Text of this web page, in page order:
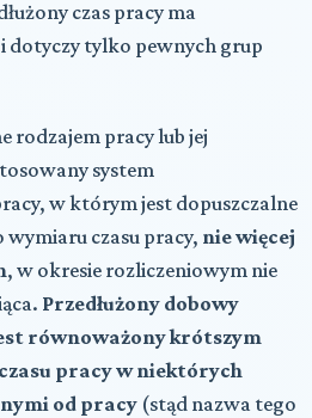
czas pracy ma
i dotyczy tylko pewnych grup
rodzajem pracy lub jej
system
w którym jest dopuszczalne
wymiaru czasu pracy, nie więcej
, w okresie rozliczeniowym nie
Przedłużony dobowy
równoważony krótszym
pracy w niektórych
od pracy (stąd nazwa tego